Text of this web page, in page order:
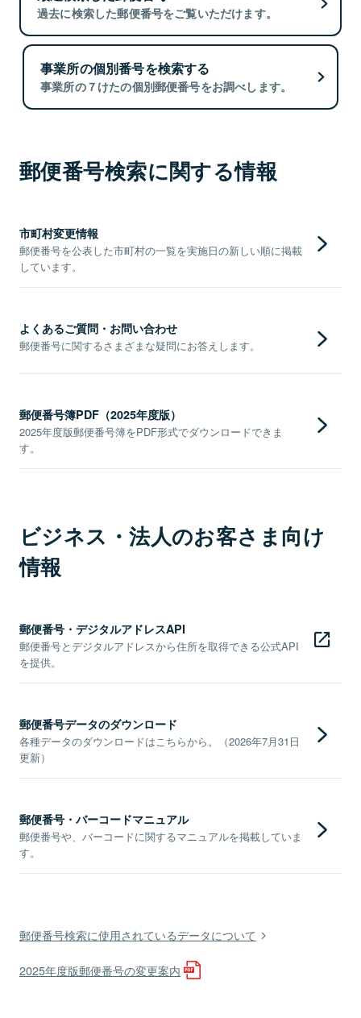
過去に検索した郵便番号をご覧いただけます。
事業所の個別番号を検索する
事業所の７けたの個別郵便番号をお調べします。
郵便番号検索に関する情報
市町村変更情報
郵便番号を公表した市町村の一覧を実施日の新しい順に掲載
しています。
よくあるご質問・お問い合わせ
郵便番号に関するさまざまな疑問にお答えします。
郵便番号簿PDF（2025年度版）
2025年度版郵便番号簿をPDF形式でダウンロードできま
す。
ビジネス・法人のお客さま向け
情報
郵便番号・デジタルアドレスAPI
郵便番号とデジタルアドレスから住所を取得できる公式API
を提供。
郵便番号データのダウンロード
各種データのダウンロードはこちらから。（2026年7月31日
更新）
郵便番号・バーコードマニュアル
郵便番号や、バーコードに関するマニュアルを掲載していま
す。
郵便番号検索に使用されているデータについて
2025年度版郵便番号の変更案内